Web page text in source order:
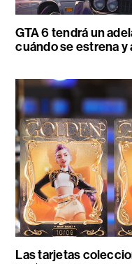
GTA 6 tendrá un
cuándo se estrena y
Las tarjetas